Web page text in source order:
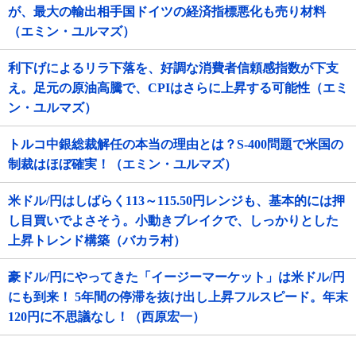
が、最大の輸出相手国ドイツの経済指標悪化も売り材料
（エミン・ユルマズ）
利下げによるリラ下落を、好調な消費者信頼感指数が下支
え。足元の原油高騰で、CPIはさらに上昇する可能性（エミ
ン・ユルマズ）
トルコ中銀総裁解任の本当の理由とは？S-400問題で米国の
制裁はほぼ確実！（エミン・ユルマズ）
米ドル/円はしばらく113～115.50円レンジも、基本的には押
し目買いでよさそう。小動きブレイクで、しっかりとした
上昇トレンド構築（バカラ村）
豪ドル/円にやってきた「イージーマーケット」は米ドル/円
にも到来！ 5年間の停滞を抜け出し上昇フルスピード。年末
120円に不思議なし！（西原宏一）